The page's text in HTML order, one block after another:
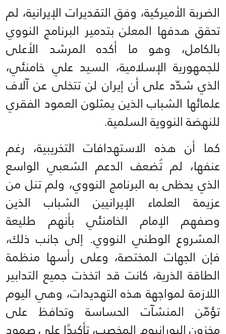
الضربة الأميركية، وفق التقديرات الإيرانية، لم
تحقق هدفها المعلن بتدمير البرنامج النووي
بالكامل، وهو ما أكده المرشد الأعلى
للجمهورية الإسلامية، السيد علي خامنئي،
الذي شدّد على أن إيران لن تتخلى عن آلاف
علمائها الشباب الذين يمثلون العمود الفقري
للنهضة النووية السلمية.
كما أن هذه الاستهدافات التخريبية، رغم
عنفها، لم تُضعف الدعم الشعبي الواسع
الذي يحظى به البرنامج النووي، ولم تنل من
عزيمة العلماء الإيرانيين الشباب الذين
وصفهم الإمام الخامنئي بأنهم طليعة
المشروع الوطني النووي. إلى جانب ذلك،
فإن الجهات المختصة، وعلى رأسها منظمة
الطاقة الذرية، كانت قد اتخذت جميع التدابير
اللازمة لمواجهة هذه التهديدات، وهي اليوم
تؤمّن المنشآت الحساسة وتحافظ على